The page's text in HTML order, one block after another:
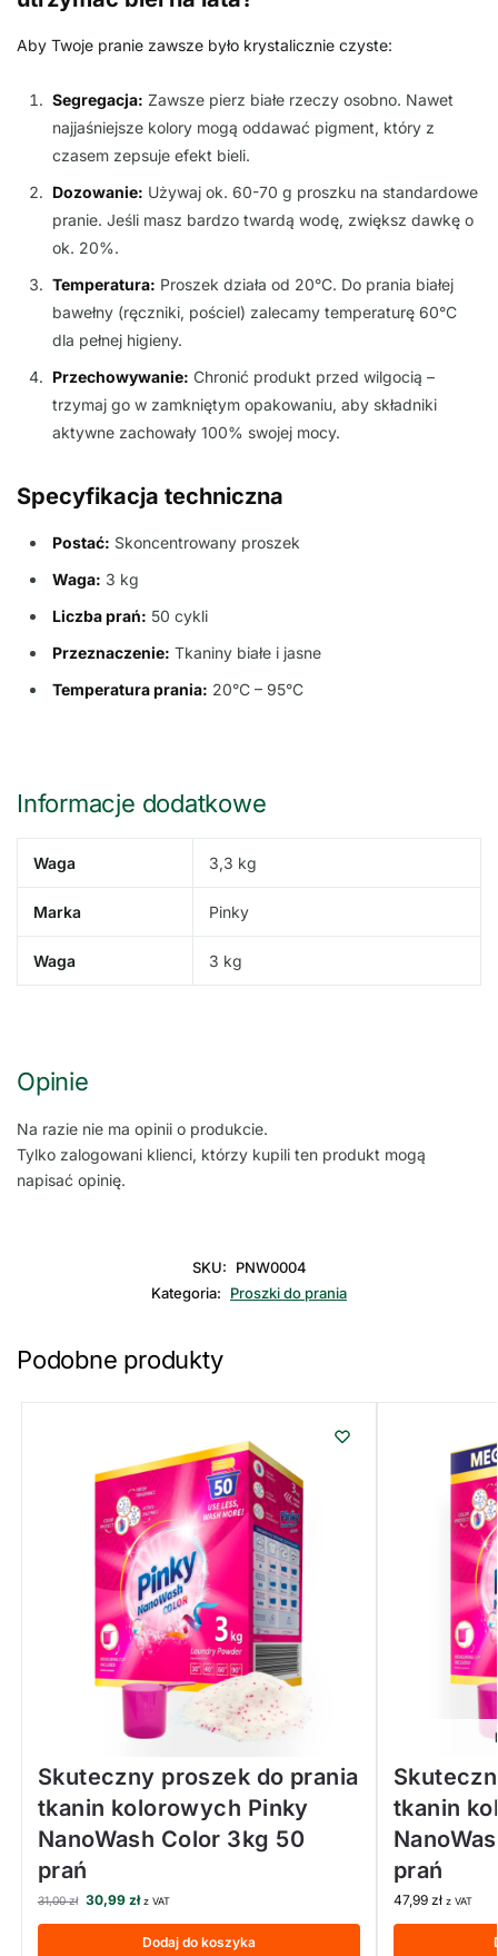
Aby Twoje pranie zawsze było krystalicznie czyste:
Segregacja: Zawsze pierz białe rzeczy osobno. Nawet
najjaśniejsze kolory mogą oddawać pigment, który z
czasem zepsuje efekt bieli.
Dozowanie: Używaj ok. 60-70 g proszku na standardowe
pranie. Jeśli masz bardzo twardą wodę, zwiększ dawkę o
ok. 20%.
Temperatura: Proszek działa od 20°C. Do prania białej
bawełny (ręczniki, pościel) zalecamy temperaturę 60°C
dla pełnej higieny.
Przechowywanie: Chronić produkt przed wilgocią –
trzymaj go w zamkniętym opakowaniu, aby składniki
aktywne zachowały 100% swojej mocy.
Specyfikacja techniczna
Postać: Skoncentrowany proszek
Waga: 3 kg
Liczba prań: 50 cykli
Przeznaczenie: Tkaniny białe i jasne
Temperatura prania: 20°C – 95°C
Informacje dodatkowe
Waga 3,3 kg
Marka Pinky
Waga 3 kg
Opinie
Na razie nie ma opinii o produkcie.
Tylko zalogowani klienci, którzy kupili ten produkt mogą
napisać opinię.
SKU:
PNW0004
Kategoria:
Proszki do prania
Podobne produkty
Skuteczny proszek do prania
tkanin kolorowych Pinky
NanoWash Color 3kg 50
prań
31,00zł 30,99 zł z VAT
Dodaj do koszyka
tkanin
prań
47,99 zł z VAT